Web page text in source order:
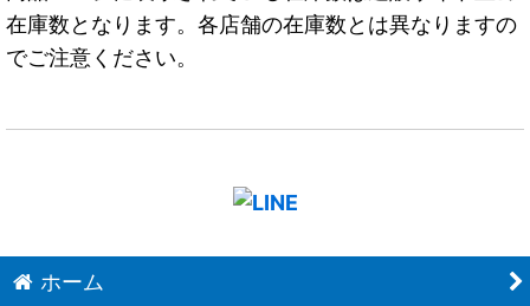
在庫数となります。各店舗の在庫数とは異なりますの
でご注意ください。
ホーム